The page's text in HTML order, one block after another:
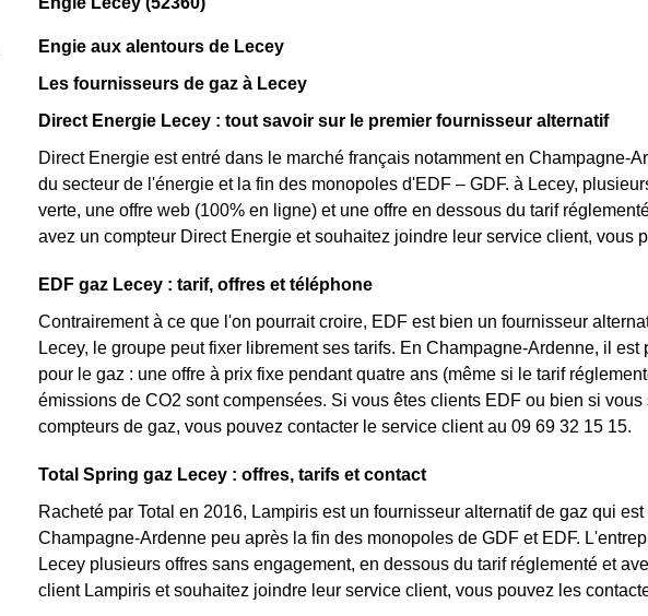
Engie aux alentours de Lecey
Les fournisseurs de gaz à Lecey
Direct Energie Lecey : tout savoir sur le premier fournisseur alternatif
Direct Energie est entré dans le marché français notamment en Champagne-
du secteur de l'énergie et la fin des monopoles d'EDF – GDF. à Lecey,
verte, une offre web (100% en ligne) et une offre en dessous du tarif
avez un compteur Direct Energie et souhaitez joindre leur service client, vous
EDF gaz Lecey : tarif, offres et téléphone
Contrairement à ce que l'on pourrait croire, EDF est bien un fournisseur
Lecey, le groupe peut fixer librement ses tarifs. En Champagne-Ardenne, il
pour le gaz : une offre à prix fixe pendant quatre ans (même si le tarif
émissions de CO2 sont compensées. Si vous êtes clients EDF ou bien si
compteurs de gaz, vous pouvez contacter le service client au 09 69 32 15 15.
Total Spring gaz Lecey : offres, tarifs et contact
Racheté par Total en 2016, Lampiris est un fournisseur alternatif de gaz qui
Champagne-Ardenne peu après la fin des monopoles de GDF et EDF.
Lecey plusieurs offres sans engagement, en dessous du tarif réglementé et
client Lampiris et souhaitez joindre leur service client, vous pouvez les